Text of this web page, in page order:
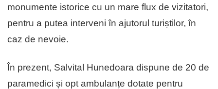
monumente istorice cu un mare flux de vizitatori,
pentru a putea interveni în ajutorul turiștilor, în
caz de nevoie.
În prezent, Salvital Hunedoara dispune de 20 de
paramedici și opt ambulanțe dotate pentru